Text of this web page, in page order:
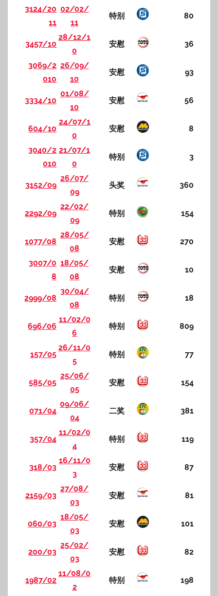
3124/20
11
02/02/
11
特别 80
3457/10
28/12/1
0
安慰 36
3069/2
010
26/09/
10
安慰 93
3334/10
01/08/
10
安慰 56
604/10
24/07/1
0
安慰 8
3040/2
010
21/07/1
0
特别 3
3152/09
26/07/
09
头奖 360
2292/09
22/02/
09
特别 154
1077/08
28/05/
08
安慰 270
3007/0
8
18/05/
08
安慰 10
2999/08
30/04/
08
特别 18
696/06
11/02/0
6
特别 809
157/05
26/11/0
5
特别 77
585/05
25/06/
05
安慰 154
071/04
09/06/
04
二奖 381
357/04
11/02/0
4
特别 119
318/03
16/11/0
3
安慰 87
2159/03
27/08/
03
安慰 81
060/03
18/05/
03
安慰 101
200/03
25/02/
03
安慰 82
1987/02
11/08/0
2
特别 198